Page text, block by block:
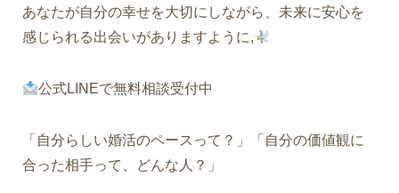
あなたが自分の幸せを大切にしながら、未来に安心を
感じられる出会いがありますように,
公式LINEで無料相談受付中
「自分らしい婚活のペースって？」「自分の価値観に
合った相手って、どんな人？」